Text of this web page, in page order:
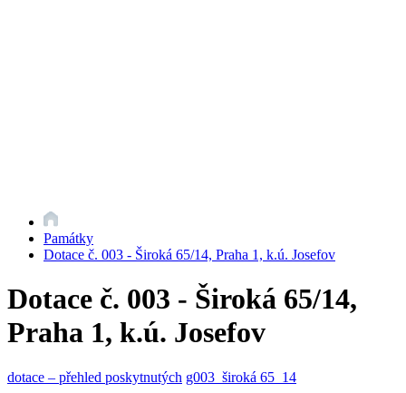
Památky
Dotace č. 003 - Široká 65/14, Praha 1, k.ú. Josefov
Dotace č. 003 - Široká 65/14,
Praha 1, k.ú. Josefov
dotace – přehled poskytnutých g003_široká 65_14